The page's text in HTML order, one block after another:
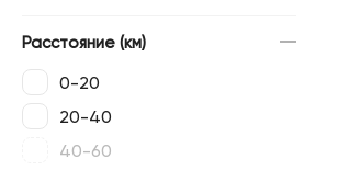
400Gbps
Расстояние (км)
0-20
20-40
40-60